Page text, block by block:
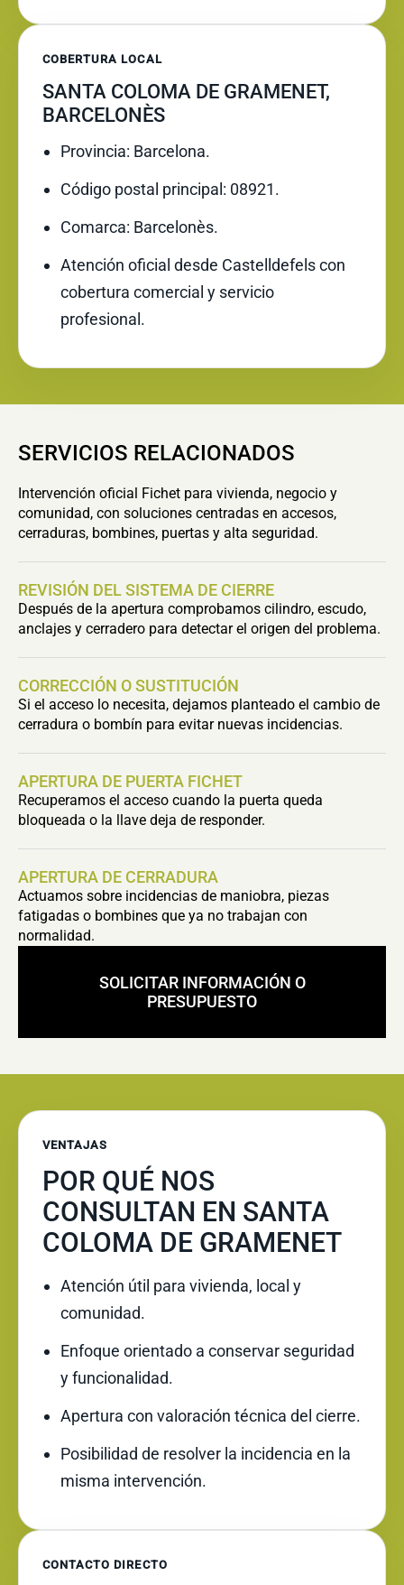
COBERTURA LOCAL
SANTA COLOMA DE GRAMENET,
BARCELONÈS
Provincia: Barcelona.
Código postal principal: 08921.
Comarca: Barcelonès.
Atención oficial desde Castelldefels con
cobertura comercial y servicio
profesional.
SERVICIOS RELACIONADOS
Intervención oficial Fichet para vivienda, negocio y
comunidad, con soluciones centradas en accesos,
cerraduras, bombines, puertas y alta seguridad.
REVISIÓN DEL SISTEMA DE CIERRE
Después de la apertura comprobamos cilindro, escudo,
anclajes y cerradero para detectar el origen del problema.
CORRECCIÓN O SUSTITUCIÓN
Si el acceso lo necesita, dejamos planteado el cambio de
cerradura o bombín para evitar nuevas incidencias.
APERTURA DE PUERTA FICHET
Recuperamos el acceso cuando la puerta queda
bloqueada o la llave deja de responder.
APERTURA DE CERRADURA
Actuamos sobre incidencias de maniobra, piezas
fatigadas o bombines que ya no trabajan con
normalidad.
SOLICITAR INFORMACIÓN O
PRESUPUESTO
VENTAJAS
POR QUÉ NOS
CONSULTAN EN SANTA
COLOMA DE GRAMENET
Atención útil para vivienda, local y
comunidad.
Enfoque orientado a conservar seguridad
y funcionalidad.
Apertura con valoración técnica del cierre.
Posibilidad de resolver la incidencia en la
misma intervención.
CONTACTO DIRECTO